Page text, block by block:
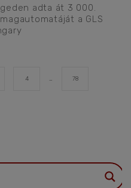
adta át 3 000.
a GLS
4 … 78